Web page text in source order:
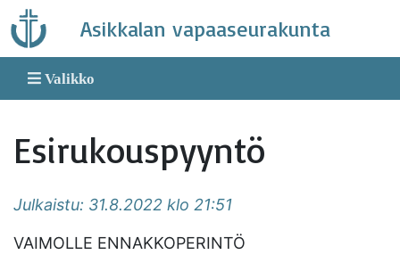
Skip
to
content
Asikkalan vapaaseurakunta
Valikko
Esirukouspyyntö
Julkaistu: 31.8.2022 klo 21:51
VAIMOLLE ENNAKKOPERINTÖ